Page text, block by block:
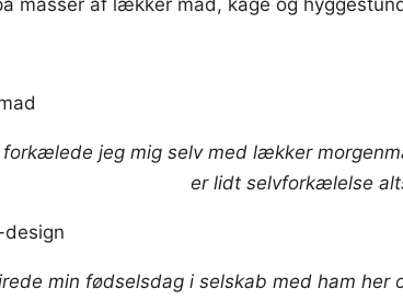
masser af lækker mad, kage og
jeg mig selv med lækker
er lidt selvforkælelse
min fødselsdag i selskab med ham